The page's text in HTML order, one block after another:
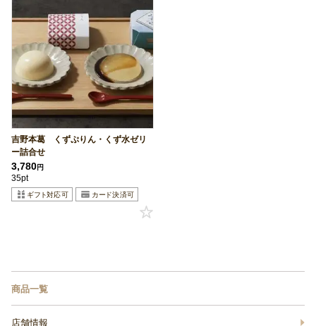
吉野本葛 くずぷりん・くず水ゼリ
ー詰合せ
3,780円
35pt
商品一覧
店舗情報